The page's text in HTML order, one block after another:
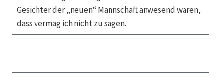
Gesichter der „neuen“ Mannschaft anwesend waren,
dass vermag ich nicht zu sagen.